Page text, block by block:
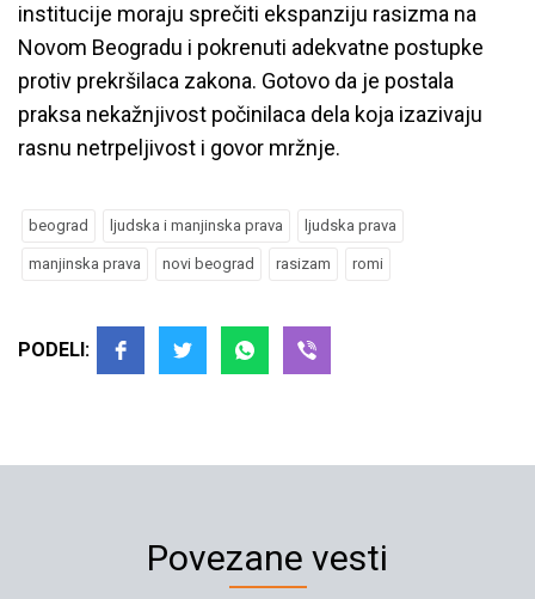
institucije moraju sprečiti ekspanziju rasizma na
Novom Beogradu i pokrenuti adekvatne postupke
protiv prekršilaca zakona. Gotovo da je postala
praksa nekažnjivost počinilaca dela koja izazivaju
rasnu netrpeljivost i govor mržnje.
beograd ljudska i manjinska prava ljudska prava
manjinska prava novi beograd rasizam romi
PODELI:
Povezane vesti